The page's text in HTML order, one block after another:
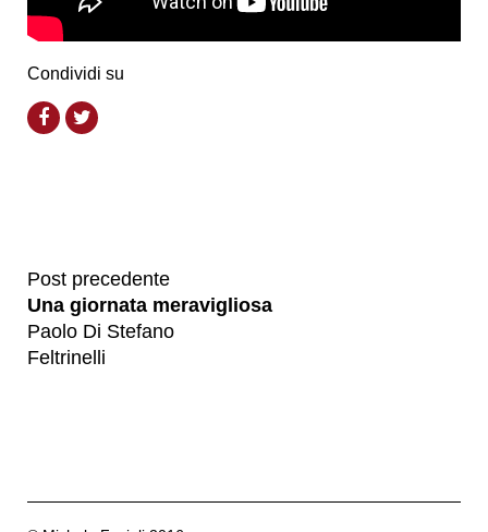
Condividi su
Post precedente
Una giornata meravigliosa
Paolo Di Stefano
Feltrinelli